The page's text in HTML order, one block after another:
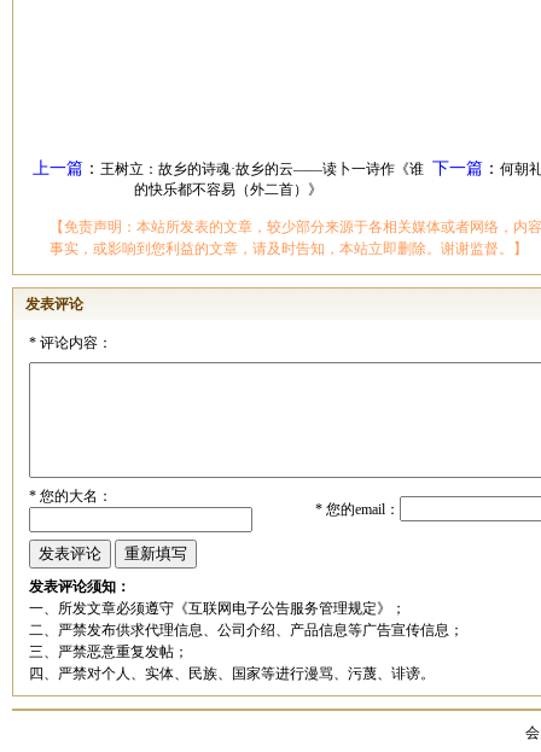
上一篇： 王树立：故乡的诗魂·故乡的云——读卜一诗作《谁
的快乐都不容易（外二首）》
下一篇： 何朝
【免责声明：本站所发表的文章，较少部分来源于各相关媒体或者网络，内
事实，或影响到您利益的文章，请及时告知，本站立即删除。谢谢监督。】
发表评论
*评论内容：
*您的大名：
*您的email：
发表评论须知：
一、所发文章必须遵守《互联网电子公告服务管理规定》；
二、严禁发布供求代理信息、公司介绍、产品信息等广告宣传信息；
三、严禁恶意重复发帖；
四、严禁对个人、实体、民族、国家等进行漫骂、污蔑、诽谤。